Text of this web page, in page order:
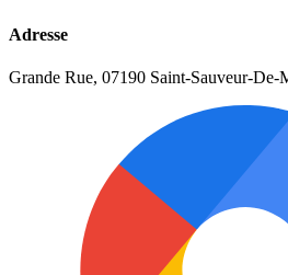
Adresse
Grande Rue, 07190 Saint-Sauveur-De-